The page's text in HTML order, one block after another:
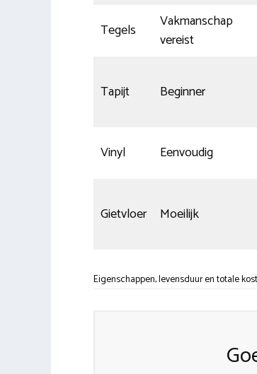
Tegels
Vakmanschap
vereist
Tapijt Beginner
Vinyl
Eenvoudig
Gietvloer Moeilijk
Eigenschappen, levensduur en totale